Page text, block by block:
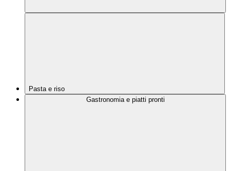
Pasta e riso
Gastronomia e piatti pronti